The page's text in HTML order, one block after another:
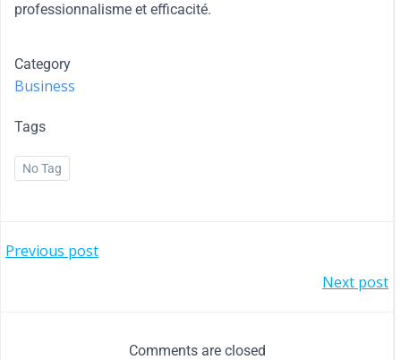
professionnalisme et efficacité.
Category
Business
Tags
No Tag
Previous post
Next post
Comments are closed